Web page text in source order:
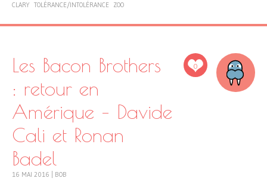
CLARY TOLÉRANCE/INTOLÉRANCE ZOO
0
Les Bacon Brothers
: retour en
Amérique – Davide
Cali et Ronan
Badel
16 MAI 2016 BOB